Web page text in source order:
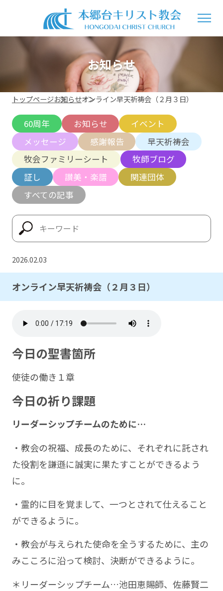
お知らせ
トップページお知らせオンライン早天祈祷会（２月３日）
60周年 お知らせ
イベント
メッセージ
感謝報告
早天祈祷会
牧会ファミリーシート
牧師ブログ
証し
讃美・楽譜
関連団体
すべての記事
2026.02.03
オンライン早天祈祷会（２月３日）
今日の聖書箇所
使徒の働き１章
今日の祈り課題
リーダーシップチームのために…
・教会の祝福、成長のために、それぞれに託され
た役割を謙遜に誠実に果たすことができるよう
に。
・霊的に目を覚まして、一つとされて仕えること
ができるように。
・教会が与えられた使命を全うするために、主の
みこころに沿って検討、決断ができるように。
＊リーダーシップチーム…池田恵賜師、佐藤賢二